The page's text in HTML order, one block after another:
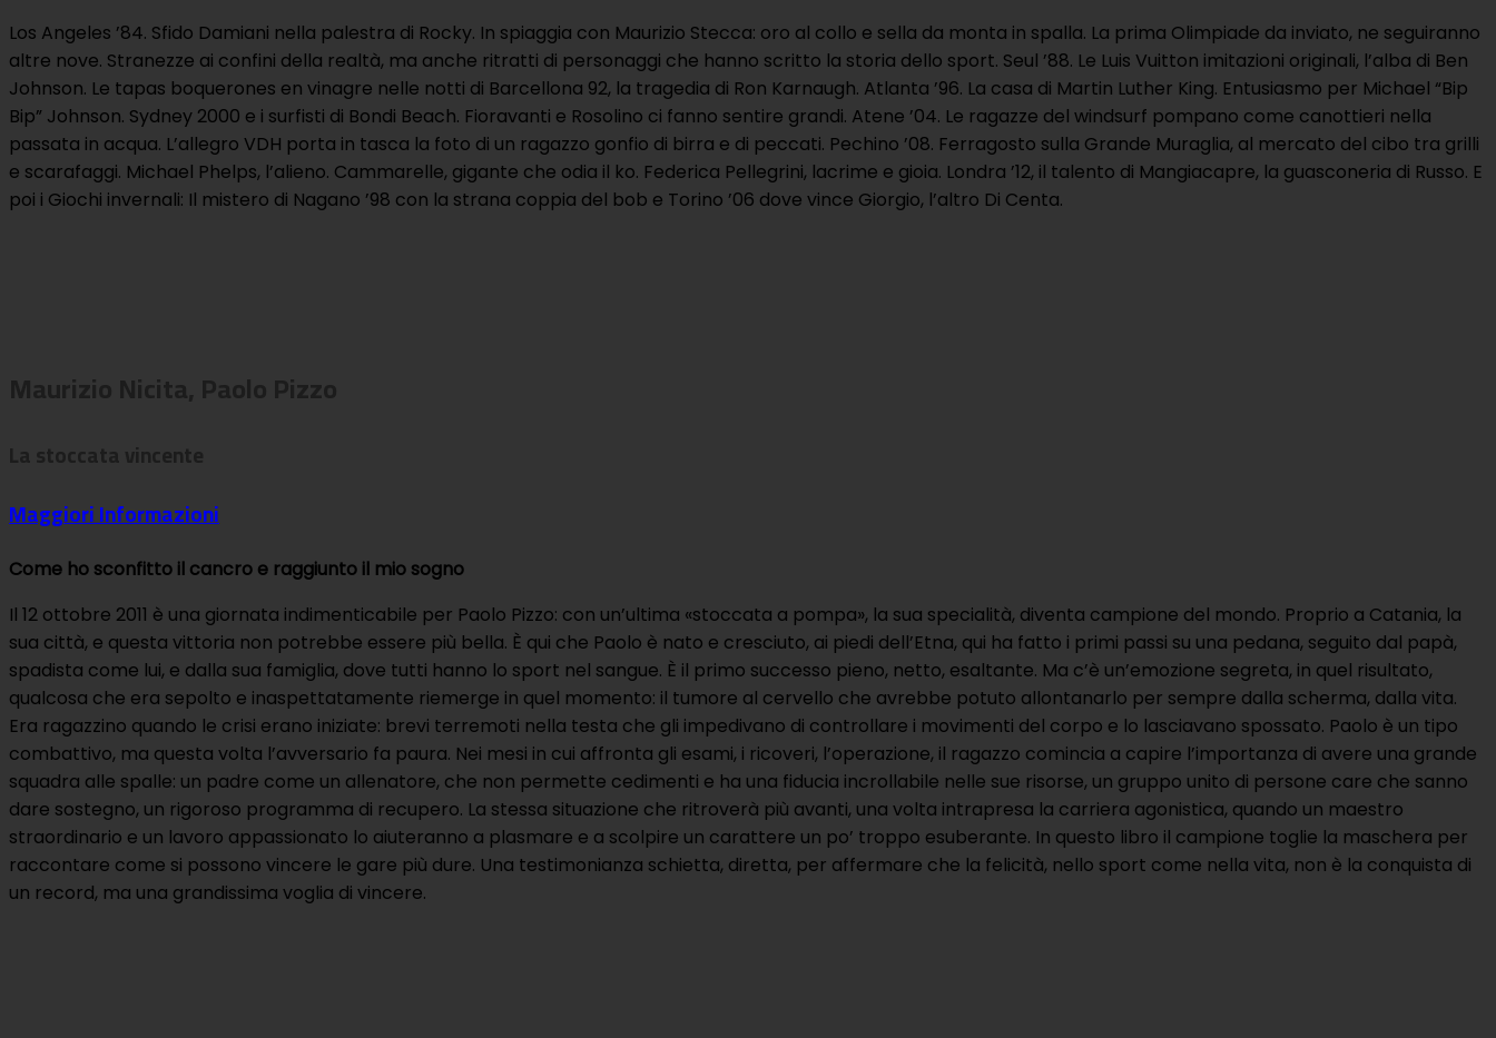
Los Angeles ’84. Sfido Damiani nella palestra di Rocky. In spiaggia con Maurizio Stecca: oro al collo e sella da monta in spalla. La prima Olimpiade da inviato, ne seguiranno
altre nove. Stranezze ai confini della realtà, ma anche ritratti di personaggi che hanno scritto la storia dello sport. Seul ’88. Le Luis Vuitton imitazioni originali, l’alba di Ben
Johnson. Le tapas boquerones en vinagre nelle notti di Barcellona 92, la tragedia di Ron Karnaugh. Atlanta ’96. La casa di Martin Luther King. Entusiasmo per Michael “Bip
Bip” Johnson. Sydney 2000 e i surfisti di Bondi Beach. Fioravanti e Rosolino ci fanno sentire grandi. Atene ’04. Le ragazze del windsurf pompano come canottieri nella
passata in acqua. L’allegro VDH porta in tasca la foto di un ragazzo gonfio di birra e di peccati. Pechino ’08. Ferragosto sulla Grande Muraglia, al mercato del cibo tra grilli
e scarafaggi. Michael Phelps, l’alieno. Cammarelle, gigante che odia il ko. Federica Pellegrini, lacrime e gioia. Londra ’12, il talento di Mangiacapre, la guasconeria di Russo. E
poi i Giochi invernali: Il mistero di Nagano ’98 con la strana coppia del bob e Torino ’06 dove vince Giorgio, l’altro Di Centa.
Maurizio Nicita, Paolo Pizzo
La stoccata vincente
Maggiori Informazioni
Come ho sconfitto il cancro e raggiunto il mio sogno
Il 12 ottobre 2011 è una giornata indimenticabile per Paolo Pizzo: con un’ultima «stoccata a pompa», la sua specialità, diventa campione del mondo. Proprio a Catania, la
sua città, e questa vittoria non potrebbe essere più bella. È qui che Paolo è nato e cresciuto, ai piedi dell’Etna, qui ha fatto i primi passi su una pedana, seguito dal papà,
spadista come lui, e dalla sua famiglia, dove tutti hanno lo sport nel sangue. È il primo successo pieno, netto, esaltante. Ma c’è un’emozione segreta, in quel risultato,
qualcosa che era sepolto e inaspettatamente riemerge in quel momento: il tumore al cervello che avrebbe potuto allontanarlo per sempre dalla scherma, dalla vita.
Era ragazzino quando le crisi erano iniziate: brevi terremoti nella testa che gli impedivano di controllare i movimenti del corpo e lo lasciavano spossato. Paolo è un tipo
combattivo, ma questa volta l’avversario fa paura. Nei mesi in cui affronta gli esami, i ricoveri, l’operazione, il ragazzo comincia a capire l’importanza di avere una grande
squadra alle spalle: un padre come un allenatore, che non permette cedimenti e ha una fiducia incrollabile nelle sue risorse, un gruppo unito di persone care che sanno
dare sostegno, un rigoroso programma di recupero. La stessa situazione che ritroverà più avanti, una volta intrapresa la carriera agonistica, quando un maestro
straordinario e un lavoro appassionato lo aiuteranno a plasmare e a scolpire un carattere un po’ troppo esuberante. In questo libro il campione toglie la maschera per
raccontare come si possono vincere le gare più dure. Una testimonianza schietta, diretta, per affermare che la felicità, nello sport come nella vita, non è la conquista di
un record, ma una grandissima voglia di vincere.